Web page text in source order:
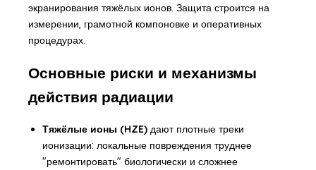
экранирования тяжёлых ионов. Защита строится на
измерении, грамотной компоновке и оперативных
процедурах.
Основные риски и механизмы
действия радиации
Тяжёлые ионы (HZE)дают плотные треки
ионизации: локальные повреждения труднее
"ремонтировать" биологически и сложнее